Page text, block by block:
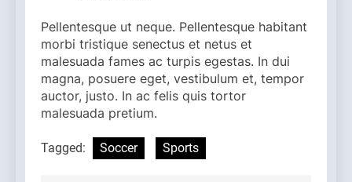
Pellentesque ut neque. Pellentesque habitant
morbi tristique senectus et netus et
malesuada fames ac turpis egestas. In dui
magna, posuere eget, vestibulum et, tempor
auctor, justo. In ac felis quis tortor
malesuada pretium.
Tagged: Soccer Sports